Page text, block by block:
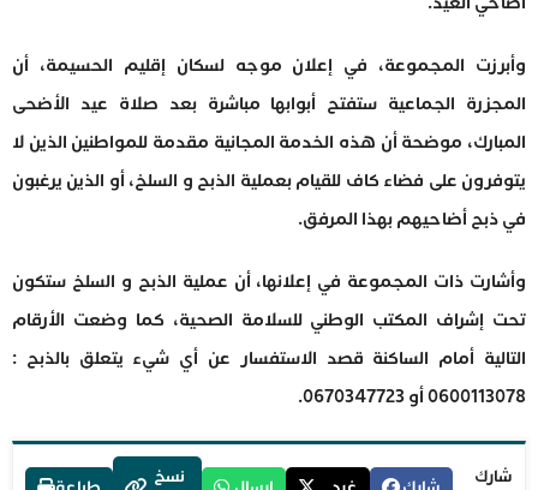
وأبرزت المجموعة، في إعلان موجه لسكان إقليم الحسيمة، أن
المجزرة الجماعية ستفتح أبوابها مباشرة بعد صلاة عيد الأضحى
المبارك، موضحة أن هذه الخدمة المجانية مقدمة للمواطنين الذين لا
يتوفرون على فضاء كاف للقيام بعملية الذبح و السلخ، أو الذين يرغبون
في ذبح أضاحيهم بهذا المرفق.
وأشارت ذات المجموعة في إعلانها، أن عملية الذبح و السلخ ستكون
تحت إشراف المكتب الوطني للسلامة الصحية، كما وضعت الأرقام
التالية أمام الساكنة قصد الاستفسار عن أي شيء يتعلق بالذبح :
0600113078 أو 0670347723.
شارك
نسخ